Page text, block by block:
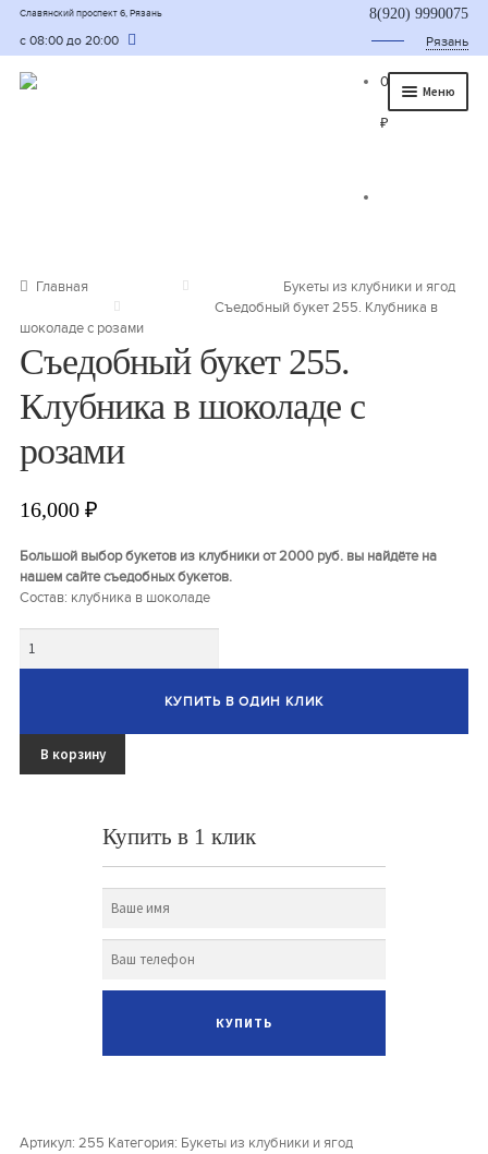
Славянский проспект 6, Рязань
с 08:00 до 20:00
8(920) 9990075
Рязань
Меню
Букет из фруктов и овощей
Сладкие букеты из конфет
Букеты из сухофруктов и орехов
Букеты из клубники и ягод
Овощные букеты
Детские букеты
Съедобные Боксы Ящики
Букеты из раков и рыбы
0
₽
Главная
Букеты из клубники и ягод
Съедобный букет 255. Клубника в
шоколаде с розами
Съедобный букет 255.
Клубника в шоколаде с
розами
16,000₽
Большой выбор букетов из клубники от 2000 руб. вы найдёте на
нашем сайте съедобных букетов.
Состав: клубника в шоколаде
КУПИТЬ В ОДИН КЛИК
В корзину
Купить в 1 клик
Артикул:255 Категория: Букеты из клубники и ягод